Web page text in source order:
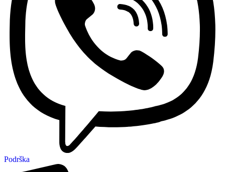
Podrška